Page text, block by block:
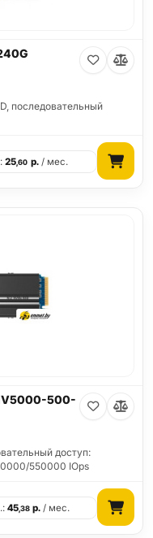
последовательный
25,60 р./ мес.
500-
доступ:
550000 IOps
45,38 р. / мес.